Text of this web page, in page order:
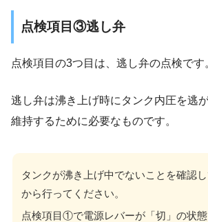
点検項目③逃し弁
点検項目の3つ目は、逃し弁の点検です
逃し弁は沸き上げ時にタンク内圧を逃
維持するために必要なものです。
タンクが沸き上げ中でないことを確認し
から行ってください。
点検項目①で電源レバーが「切」の状